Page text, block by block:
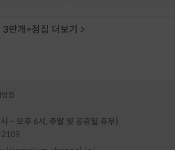
3만개+점집 더보기 >
침
~ 오후 6시, 주말 및 공휴일 휴무)